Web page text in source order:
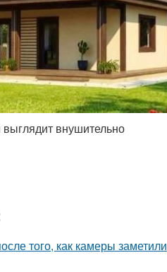
внушительно
того, как камеры